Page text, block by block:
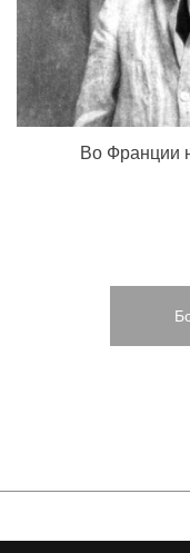
Во Франции